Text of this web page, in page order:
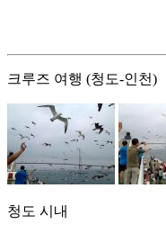
크루즈 여행 (청도-인천)
청도 시내